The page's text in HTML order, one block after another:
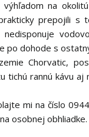
na
prepojili s
po dohode s
Chorvatic,
rannú kávu aj
mi na číslo
osobnej obhliadke.